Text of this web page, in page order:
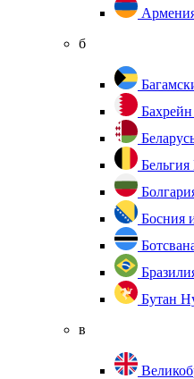
б
Бахрейн
Бельгия
Босния
Бутан
в